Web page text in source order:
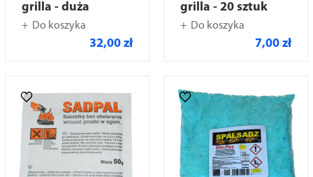
grilla - duża
Do koszyka
32,00 zł
grilla - 20 sztuk
Do koszyka
7,00 zł